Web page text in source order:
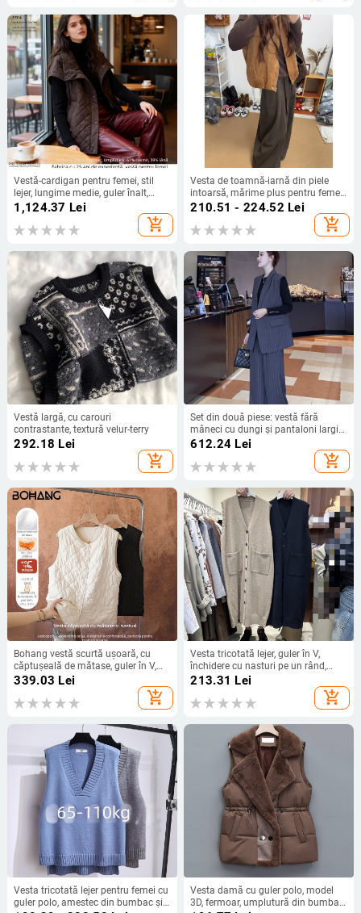
Vestă-cardigan pentru femei, stil
lejer, lungime medie, guler înalt,
bumbac cu umplutură de cașmir
1,124.37 Lei
add_shopping_cart
Vesta de toamnă-iarnă din piele
intoarsă, mărime plus pentru femei,
stil retro american, croi elegant
210.51 - 224.52 Lei
add_shopping_cart
Vestă largă, cu carouri
contrastante, textură velur-terry
292.18 Lei
add_shopping_cart
Set din două piese: vestă fără
mâneci cu dungi și pantaloni largi
— poliester, compoziție 95%+, stil
elegant pentru deplasări, guler de
costum, închidere cu nasturi pe un
612.24 Lei
add_shopping_cart
Bohang vestă scurtă ușoară, cu
căptușeală de mătase, guler în V,
stil cardigan, model romb
339.03 Lei
add_shopping_cart
Vesta tricotată lejer, guler în V,
închidere cu nasturi pe un rând,
buzunar, lungime medie-lungă, stil
213.31 Lei
add_shopping_cart
Vesta tricotată lejer pentru femei cu
guler polo, amestec din bumbac și
Vesta damă cu guler polo, model
3D, fermoar, umplutură din bumbac